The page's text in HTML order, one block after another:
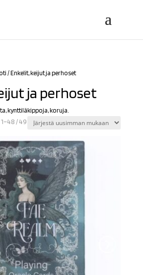
/ Enkelit, keijut ja perhoset
ja perhoset
kynttiläkippoja, koruja.
/ 49Sorted
latest